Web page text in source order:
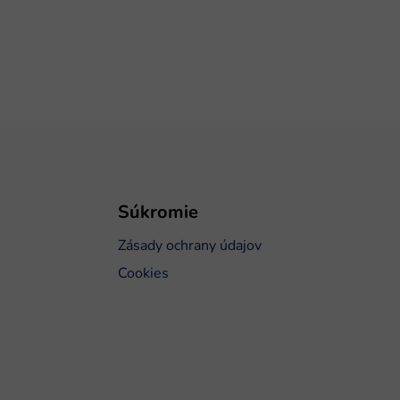
Súkromie
Zásady ochrany údajov
Cookies